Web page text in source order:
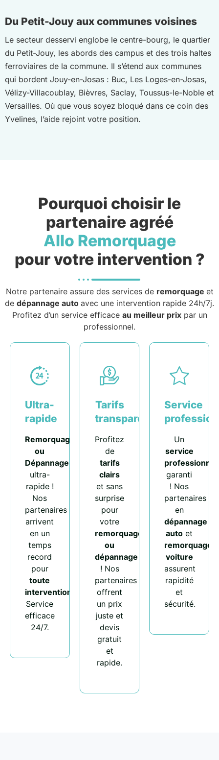
Du Petit-Jouy aux communes voisines
Le secteur desservi englobe le centre-bourg, le quartier
du Petit-Jouy, les abords des campus et des trois haltes
ferroviaires de la commune. Il s’étend aux communes
qui bordent Jouy-en-Josas : Buc, Les Loges-en-Josas,
Vélizy-Villacoublay, Bièvres, Saclay, Toussus-le-Noble et
Versailles. Où que vous soyez bloqué dans ce coin des
Yvelines, l’aide rejoint votre position.
Pourquoi choisir le
partenaire agréé
Allo Remorquage
pour votre intervention ?
Notre partenaire assure des services de remorquage et
de dépannage auto avec une intervention rapide 24h/7j.
Profitez d’un service efficace au meilleur prixpar un
professionnel.
Ultra-
rapide
Remorquage
ou
Dépannage
ultra-
rapide !
Nos
partenaires
arrivent
en un
temps
record
pour
toute
intervention
Service
efficace
24/7.
Tarifs
transparents
Profitez
de
tarifs
clairs
et sans
surprise
pour
votre
remorquage
ou
dépannage
! Nos
partenaires
offrent
un prix
juste et
devis
gratuit
et
rapide.
Service
Un
service
professionnel
garanti
! Nos
partenaires
en
dépannage
auto et
remorquage
voiture
assurent
rapidité
et
sécurité.